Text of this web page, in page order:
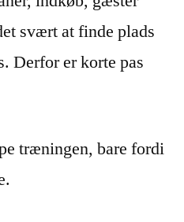
svært at finde plads
Derfor er korte pas
træningen, bare fordi